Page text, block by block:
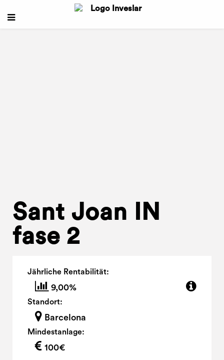
Sant Joan IN
fase 2
Jährliche Rentabilität:
9,00%
Standort:
Barcelona
Mindestanlage:
100€